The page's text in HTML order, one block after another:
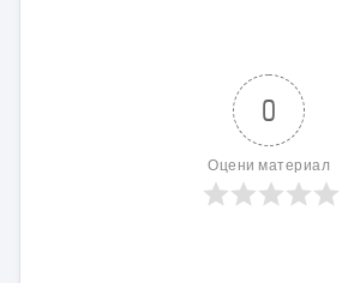
0
Оцени материал